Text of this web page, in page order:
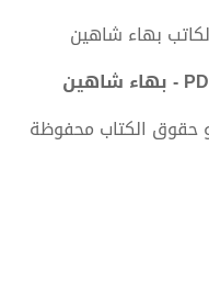
حقوق الكتاب محفوظة